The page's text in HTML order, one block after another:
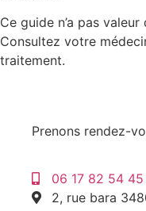
Ce guide n’a pas
Consultez votre
traitement.
Prenons rendez-
06 17 82 54 45
2, rue bara